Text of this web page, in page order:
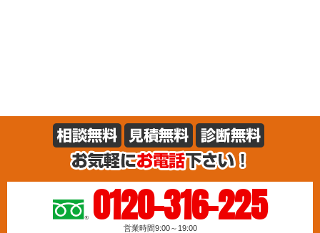
0120-316-225
営業時間9:00～19:00